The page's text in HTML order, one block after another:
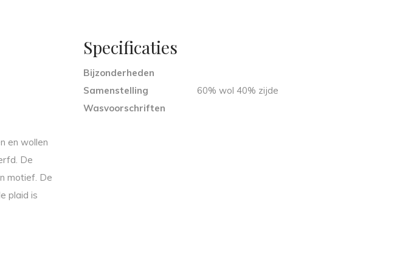
en wollen
De
motief. De
plaid is
Specificaties
Bijzonderheden
Samenstelling
60% wol 40% zijde
Wasvoorschriften